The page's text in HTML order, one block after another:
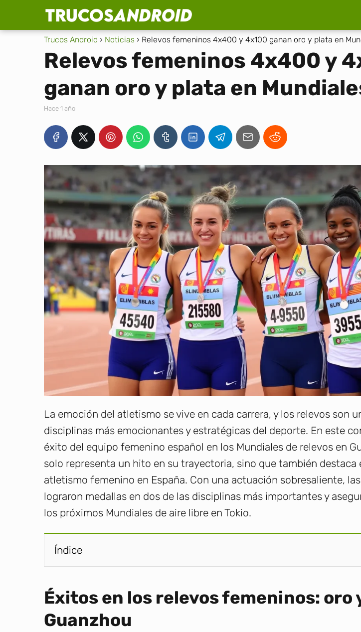
Trucos Android Noticias Relevos femeninos 4x400 y 4x100 ganan oro y plata en
Relevos femeninos 4x400 y
ganan oro y plata en
hace 1 año
La emoción del atletismo se vive en cada carrera, y los relevos son
disciplinas más emocionantes y estratégicas del deporte. En este
éxito del equipo femenino español en los Mundiales de relevos en
solo representa un hito en su trayectoria, sino que también destaca
atletismo femenino en España. Con una actuación sobresaliente,
lograron medallas en dos de las disciplinas más importantes y
los próximos Mundiales de aire libre en Tokio.
Índice
Éxitos en los relevos femeninos: oro
Guanzhou